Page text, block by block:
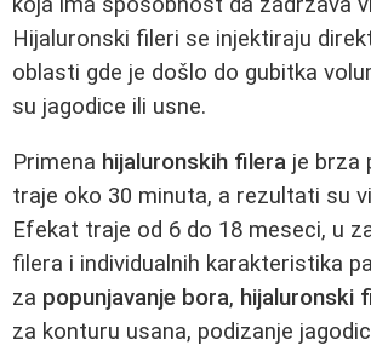
Hijaluronski fileri se injektiraju
oblasti gde je došlo do gubitka
su jagodice ili usne.
Primena hijaluronskih filera je brza
traje oko 30 minuta, a rezultati su
Efekat traje od 6 do 18 meseci, u
filera i individualnih karakteristika
za popunjavanje bora, hijaluronski
za konturu usana, podizanje